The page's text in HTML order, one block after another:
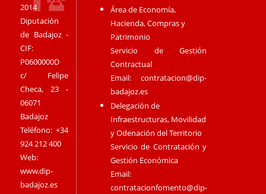
2014
Diputación
de Badajoz -
CIF:
P0600000D
c/ Felipe
Checa, 23 -
06071
Badajoz
Teléfono: +34
924 212 400
Web:
www.dip-
badajoz.es
Área de Economía,
Hacienda, Compras y
Patrimonio
Servicio de Gestión
Contractual
Email:contratacion@dip-
badajoz.es
Delegación de
Infraestructuras, Movilidad
y Odenación del Territorio
Servicio de Contratación y
Gestión Económica
Email:
contratacionfomento@dip-